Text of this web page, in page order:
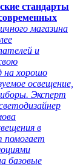
стандарты
магазина
и
на хорошо
освещение,
Эксперт
в
помогает
базовые